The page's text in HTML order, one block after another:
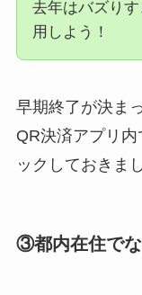
去年はバズり
用しよう！
早期終了が決ま
QR決済アプリ
ックしておきま
③都内在住でな